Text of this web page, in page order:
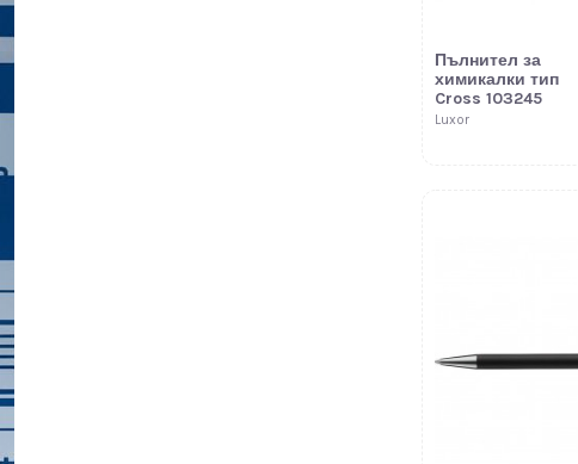
Пълнител за
химикалки тип
Cross 103245
Luxor